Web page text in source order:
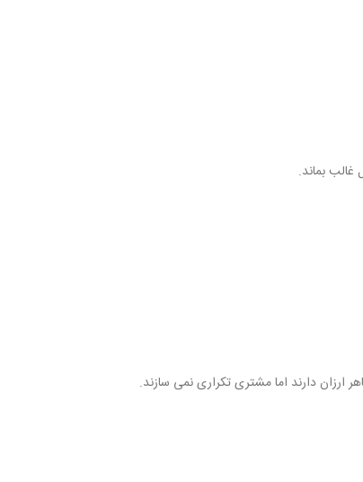
دارند اما مشتری تکراری نمی سازند.